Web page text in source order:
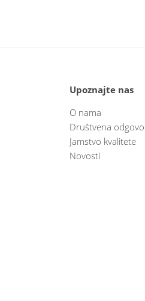
Upoznajte nas
O nama
Društvena
Jamstvo kvalitete
Novosti